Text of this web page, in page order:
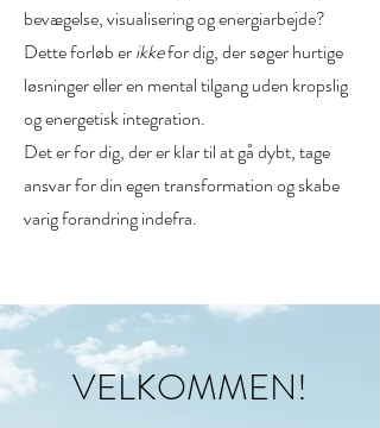
bevægelse, visualisering og energiarbejde?
Dette forløb erikkefor dig, der søger hurtige
løsninger eller en mental tilgang uden kropslig
og energetisk integration.
Det er for dig, der er klar til at gå dybt, tage
ansvar for din egen transformation og skabe
varig forandring indefra.
VELKOMMEN!